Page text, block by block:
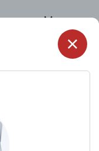
Menu